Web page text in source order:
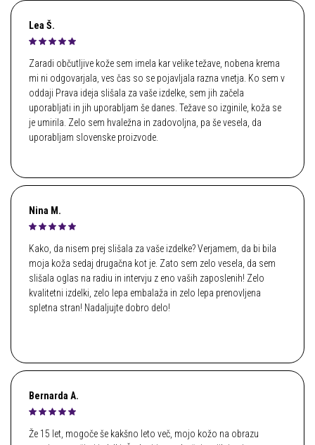
Lea Š.
Zaradi občutljive kože sem imela kar velike težave, nobena krema
mi ni odgovarjala, ves čas so se pojavljala razna vnetja. Ko sem v
oddaji Prava ideja slišala za vaše izdelke, sem jih začela
uporabljati in jih uporabljam še danes. Težave so izginile, koža se
je umirila. Zelo sem hvaležna in zadovoljna, pa še vesela, da
uporabljam slovenske proizvode.
Nina M.
Kako, da nisem prej slišala za vaše izdelke? Verjamem, da bi bila
moja koža sedaj drugačna kot je. Zato sem zelo vesela, da sem
slišala oglas na radiu in intervju z eno vaših zaposlenih! Zelo
kvalitetni izdelki, zelo lepa embalaža in zelo lepa prenovljena
spletna stran! Nadaljujte dobro delo!
Bernarda A.
Že 15 let, mogoče še kakšno leto več, mojo kožo na obrazu